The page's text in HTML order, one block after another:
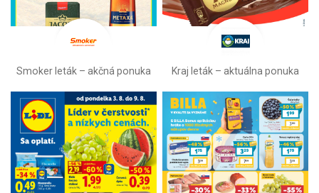
Smoker leták – akčná ponuka Kraj leták – aktuálna ponuka